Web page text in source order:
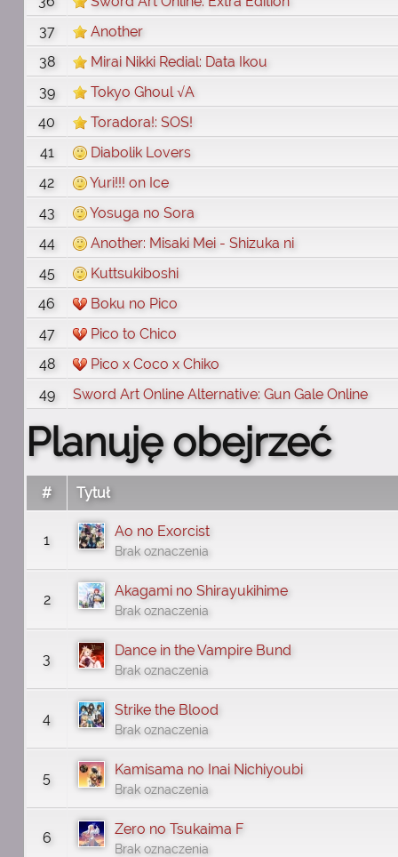
37
Another
38
Mirai Nikki Redial: Data Ikou
39
Tokyo Ghoul √A
40
Toradora!: SOS!
41
Diabolik Lovers
42
Yuri!!! on Ice
43
Yosuga no Sora
44
Another: Misaki Mei - Shizuka ni
45
Kuttsukiboshi
46
Boku no Pico
47
Pico to Chico
48
Pico x Coco x Chiko
49
Sword Art Online Alternative: Gun Gale Online
Planuję obejrzeć
# Tytuł
1
Ao no Exorcist
Brak oznaczenia
2
Akagami no Shirayukihime
Brak oznaczenia
3
Dance in the Vampire Bund
Brak oznaczenia
4
Strike the Blood
Brak oznaczenia
5
Kamisama no Inai Nichiyoubi
Brak oznaczenia
6
Zero no Tsukaima F
Brak oznaczenia